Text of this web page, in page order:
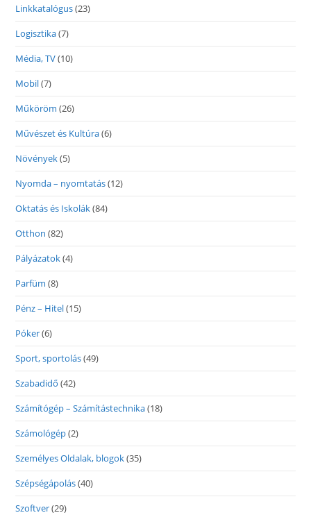
Linkkatalógus(23)
Logisztika(7)
Média, TV(10)
Mobil(7)
Műköröm (26)
Művészet és Kultúra(6)
Növények(5)
Nyomda – nyomtatás(12)
Oktatás és Iskolák(84)
Otthon (82)
Pályázatok(4)
Parfüm (8)
Pénz – Hitel(15)
Póker(6)
Sport, sportolás(49)
Szabadidő (42)
Számítógép – Számítástechnika(18)
Számológép(2)
Személyes Oldalak, blogok(35)
Szépségápolás(40)
Szoftver(29)